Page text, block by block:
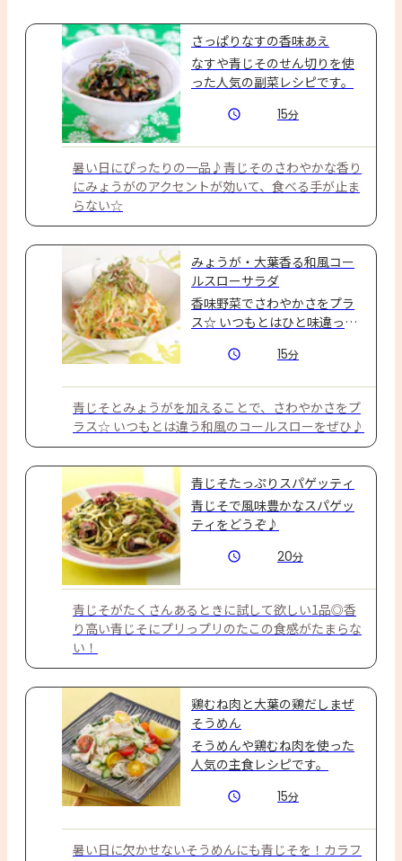
さっぱりなすの香味あえ
なすや青じそのせん切りを使
った人気の副菜レシピです。
15分
暑い日にぴったりの一品♪青じそのさわやかな香り
にみょうがのアクセントが効いて、食べる手が止ま
らない☆
みょうが・大葉香る和風コー
ルスローサラダ
香味野菜でさわやかさをプラ
ス☆ いつもとはひと味違った
15分
青じそとみょうがを加えることで、さわやかさをプ
ラス☆ いつもとは違う和風のコールスローをぜひ♪
青じそたっぷりスパゲッティ
青じそで風味豊かなスパゲッ
ティをどうぞ♪
20分
青じそがたくさんあるときに試して欲しい1品◎香
り高い青じそにプリっプリのたこの食感がたまらな
い！
鶏むね肉と大葉の鶏だしまぜ
そうめん
そうめんや鶏むね肉を使った
人気の主食レシピです。
15分
暑い日に欠かせないそうめんにも青じそを！カラフ